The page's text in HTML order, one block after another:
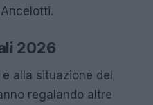
2026
alla situazione del
regalando altre